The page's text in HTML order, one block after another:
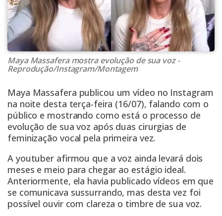
Maya Massafera mostra evolução de sua voz -
Reprodução/Instagram/Montagem
Maya Massafera publicou um vídeo no Instagram
na noite desta terça-feira (16/07), falando com o
público e mostrando como está o processo de
evolução de sua voz após duas cirurgias de
feminização vocal pela primeira vez.
A youtuber afirmou que a voz ainda levará dois
meses e meio para chegar ao estágio ideal.
Anteriormente, ela havia publicado vídeos em que
se comunicava sussurrando, mas desta vez foi
possível ouvir com clareza o timbre de sua voz.